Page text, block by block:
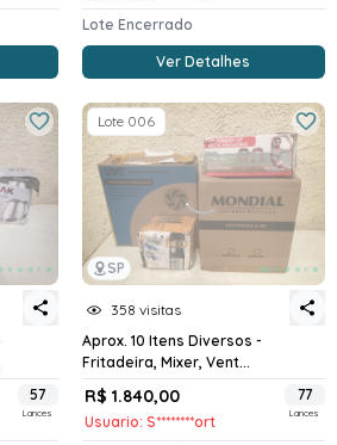
Lote Encerrado
Ver Detalhes
57
Lances
SP
Lote 006
358 visitas
Aprox. 10 Itens Diversos -
Fritadeira, Mixer, Vent...
R$ 1.840,00
Usuario: S********ort
77
Lances